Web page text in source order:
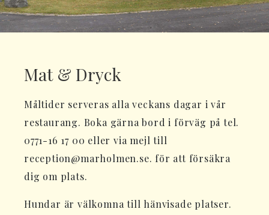
Mat & Dryck
Måltider serveras alla veckans dagar i vår
restaurang. Boka gärna bord i förväg på tel.
0771-16 17 00 eller via mejl till
reception@marholmen.se. för att försäkra
dig om plats.
Hundar är välkomna till hänvisade platser.